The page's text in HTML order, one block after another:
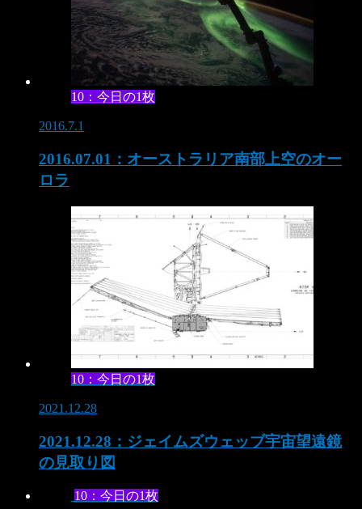
10：今日の1枚
2016.7.1
2016.07.01：オーストラリア南部上空のオー
ロラ
10：今日の1枚
2021.12.28
2021.12.28：ジェイムズウェッブ宇宙望遠鏡
の見取り図
10：今日の1枚